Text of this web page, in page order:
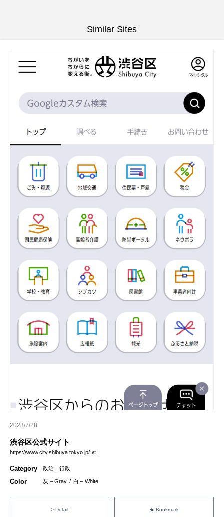
Similar Sites
2023/7/28
渋谷区公式サイト
https://www.city.shibuya.tokyo.jp/
Category 政治、行政
Color 灰 – Gray / 白 – White
> Detail ★ Bookmark